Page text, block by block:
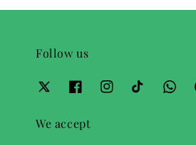
Follow us
We accept